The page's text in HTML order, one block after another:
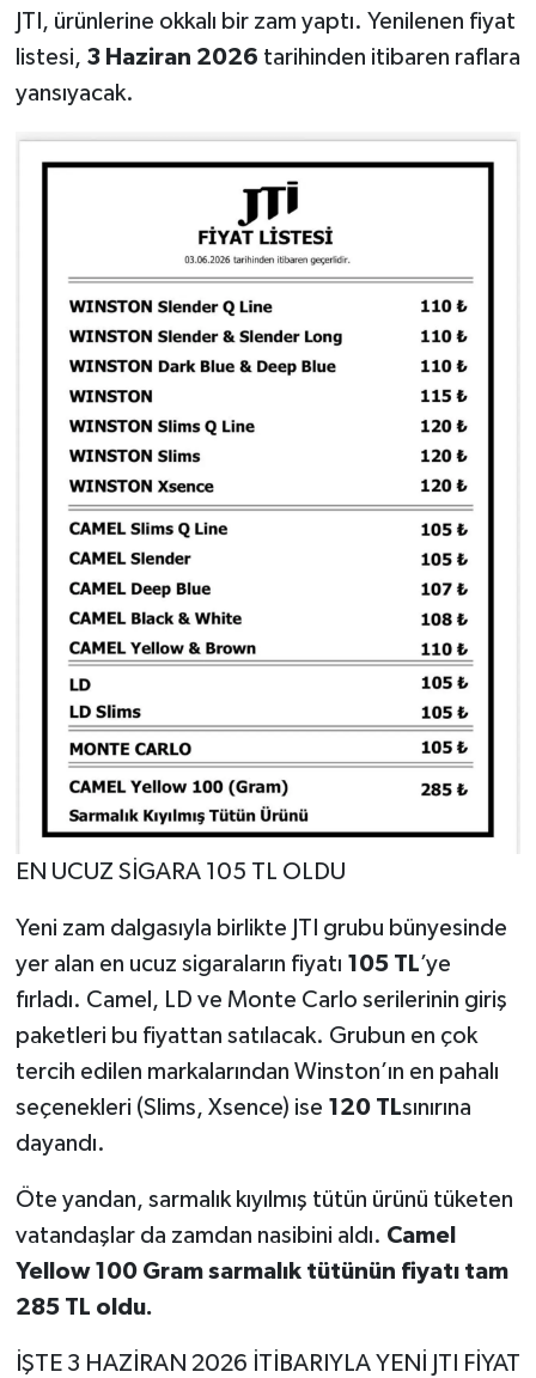
JTI, ürünlerine okkalı bir zam yaptı. Yenilenen fiyat
listesi, 3 Haziran 2026 tarihinden itibaren raflara
yansıyacak.
EN UCUZ SİGARA 105 TL OLDU
Yeni zam dalgasıyla birlikte JTI grubu bünyesinde
yer alan en ucuz sigaraların fiyatı 105 TL’ye
fırladı. Camel, LD ve Monte Carlo serilerinin giriş
paketleri bu fiyattan satılacak. Grubun en çok
tercih edilen markalarından Winston’ın en pahalı
seçenekleri (Slims, Xsence) ise 120 TLsınırına
dayandı.
Öte yandan, sarmalık kıyılmış tütün ürünü tüketen
vatandaşlar da zamdan nasibini aldı. Camel
Yellow 100 Gram sarmalık tütünün fiyatı tam
285 TL oldu.
İŞTE 3 HAZİRAN 2026 İTİBARIYLA YENİ JTI FİYAT